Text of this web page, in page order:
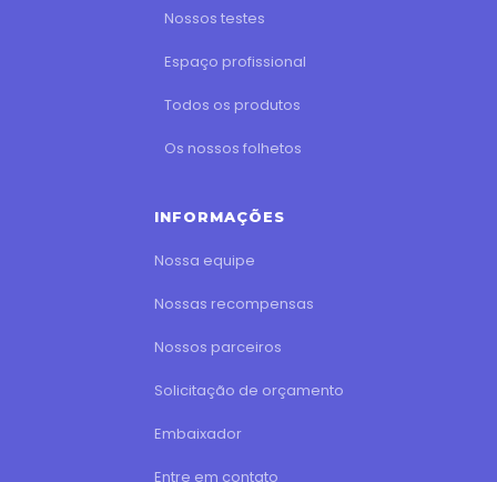
Nossos testes
Espaço profissional
Todos os produtos
Os nossos folhetos
INFORMAÇÕES
Nossa equipe
Nossas recompensas
Nossos parceiros
Solicitação de orçamento
Embaixador
Entre em contato